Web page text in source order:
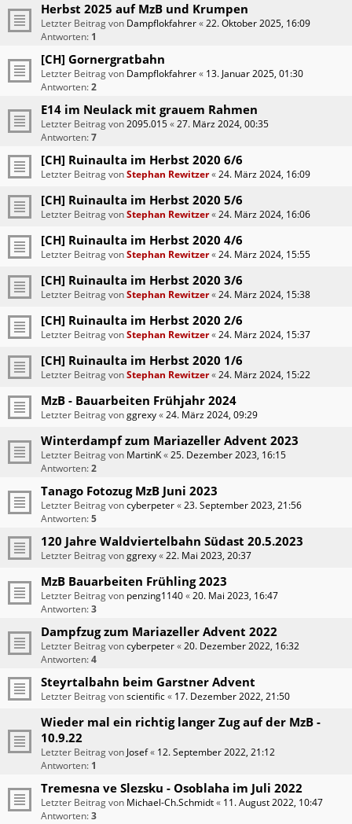
Herbst 2025 auf MzB und Krumpen
Letzter Beitrag von Dampflokfahrer«22. Oktober 2025, 16:09
Antworten: 1
[CH] Gornergratbahn
Letzter Beitrag von Dampflokfahrer« 13. Januar 2025, 01:30
Antworten:2
E14 im Neulack mit grauem Rahmen
Letzter Beitrag von2095.015«27. März 2024, 00:35
Antworten:7
[CH] Ruinaulta im Herbst 2020 6/6
Letzter Beitrag vonStephan Rewitzer«24. März 2024, 16:09
[CH] Ruinaulta im Herbst 2020 5/6
Letzter Beitrag vonStephan Rewitzer«24. März 2024, 16:06
[CH] Ruinaulta im Herbst 2020 4/6
Letzter Beitrag vonStephan Rewitzer«24. März 2024, 15:55
[CH] Ruinaulta im Herbst 2020 3/6
Letzter Beitrag vonStephan Rewitzer«24. März 2024, 15:38
[CH] Ruinaulta im Herbst 2020 2/6
Letzter Beitrag vonStephan Rewitzer«24. März 2024, 15:37
[CH] Ruinaulta im Herbst 2020 1/6
Letzter Beitrag vonStephan Rewitzer«24. März 2024, 15:22
MzB - Bauarbeiten Frühjahr 2024
Letzter Beitrag vonggrexy«24. März 2024, 09:29
Winterdampf zum Mariazeller Advent 2023
Letzter Beitrag von MartinK«25. Dezember 2023, 16:15
Antworten:2
Tanago Fotozug MzB Juni 2023
Letzter Beitrag voncyberpeter«23. September 2023, 21:56
Antworten:5
120 Jahre Waldviertelbahn Südast 20.5.2023
Letzter Beitrag vonggrexy«22. Mai 2023, 20:37
MzB Bauarbeiten Frühling 2023
Letzter Beitrag von penzing1140«20. Mai 2023, 16:47
Antworten:3
Dampfzug zum Mariazeller Advent 2022
Letzter Beitrag voncyberpeter«20. Dezember 2022, 16:32
Antworten:4
Steyrtalbahn beim Garstner Advent
Letzter Beitrag vonscientific« 17. Dezember 2022, 21:50
Wieder mal ein richtig langer Zug auf der MzB -
10.9.22
Letzter Beitrag von Josef« 12. September 2022, 21:12
Antworten: 1
Tremesna ve Slezsku - Osoblaha im Juli 2022
Letzter Beitrag von Michael-Ch.Schmidt« 11. August 2022, 10:47
Antworten:3